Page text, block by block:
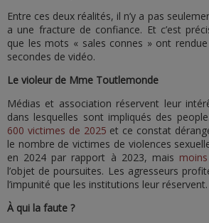
Entre ces deux réalités, il n’y a pas
a une fracture de confiance. Et c’est
que les mots « sales connes » ont
secondes de vidéo.
Le violeur de Mme Toutlemonde
Médias et association réservent leur
dans lesquelles sont impliqués des
600 victimes de 2025 et ce constat
le nombre de victimes de violences
en 2024 par rapport à 2023, mais
l’objet de poursuites. Les agresseurs
l’impunité que les institutions leur réservent.
À qui la faute ?